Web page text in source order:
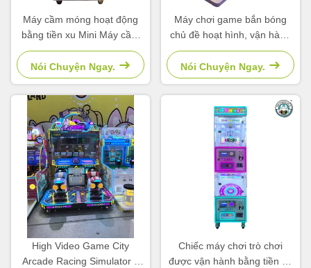
Máy cầm móng hoạt động
bằng tiền xu Mini Máy cầm
móng hoạt động bằng nhựa
Máy mô phỏng móng chơi
trò chơi trẻ em
Nói Chuyện Ngay.
Máy chơi game bắn bóng
chủ đề hoạt hình, vận hành
bằng xu, dành cho công viên
giải trí trẻ em
Nói Chuyện Ngay.
High Video Game City
Arcade Racing Simulator 2
Chiếc máy chơi trò chơi
được vận hành bằng tiền xu